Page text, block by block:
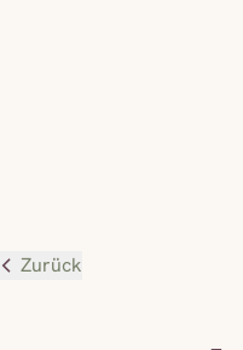
Zurück